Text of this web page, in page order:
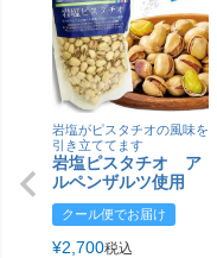
岩塩がピスタチオの風味を
引き立ててます
岩塩ピスタチオ ア
ルペンザルツ使用
クール便でお届け
¥2,700税込